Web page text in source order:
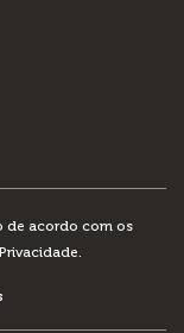
de acordo com os
.